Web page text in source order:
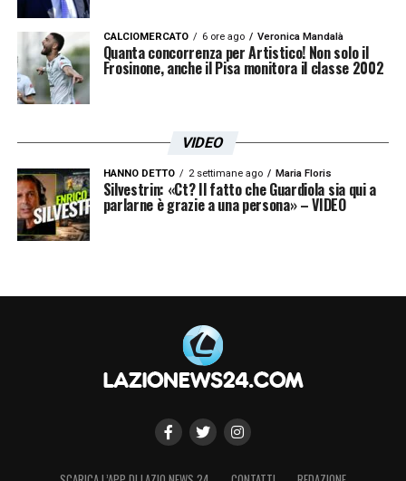
movimenti richiesti da Sarri, potrebbe
diventare una risorsa preziosa per il
centrocampo biancoceleste. Gli altri
giocatori della rosa, d’altronde, il tecnico li
dimostrare di poter essere all’altezza delle
richieste del suo nuovo allenatore.
CALCIOMERCATO 6 ore ago Veronica Mandalà
Quanta concorrenza per Artistico! Non solo il
Frosinone, anche il Pisa monitora il classe 2002
VIDEO
HANNO DETTO 2 settimane ago Maria Floris
Silvestrin: «Ct? Il fatto che Guardiola sia qui a
parlarne è grazie a una persona» – VIDEO